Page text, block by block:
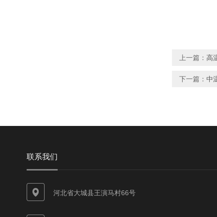
上一篇： 高
下一篇： 中
联系我们
河北省大城县王演马村66号